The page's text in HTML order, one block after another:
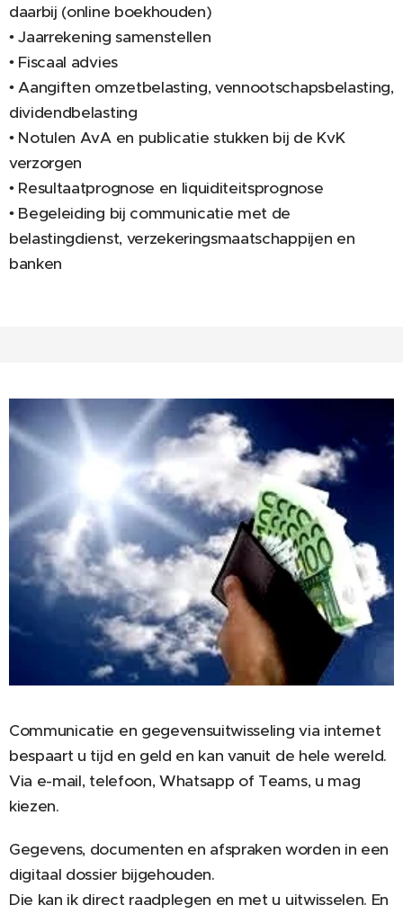
daarbij (online boekhouden)
• Jaarrekening samenstellen
• Fiscaal advies
• Aangiften omzetbelasting, vennootschapsbelasting,
dividendbelasting
• Notulen AvA en publicatie stukken bij de KvK
verzorgen
• Resultaatprognose en liquiditeitsprognose
• Begeleiding bij communicatie met de
belastingdienst, verzekeringsmaatschappijen en
banken
Communicatie en gegevensuitwisseling via internet
bespaart u tijd en geld en kan vanuit de hele wereld.
Via e-mail, telefoon, Whatsapp of Teams, u mag
kiezen.
Gegevens, documenten en afspraken worden in een
digitaal dossier bijgehouden.
Die kan ik direct raadplegen en met u uitwisselen. En